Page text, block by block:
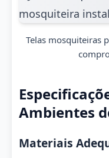
Telas mosquiteiras
Ambientes
Materiais